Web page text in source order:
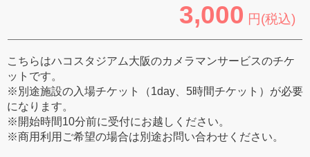
3,000 円(税込)
こちらはハコスタジアム大阪のカメラマンサービスのチケ
ットです。
※別途施設の入場チケット（1day、5時間チケット）が必要
になります。
※開始時間10分前に受付にお越しください。
※商用利用ご希望の場合は別途お問い合わせください。